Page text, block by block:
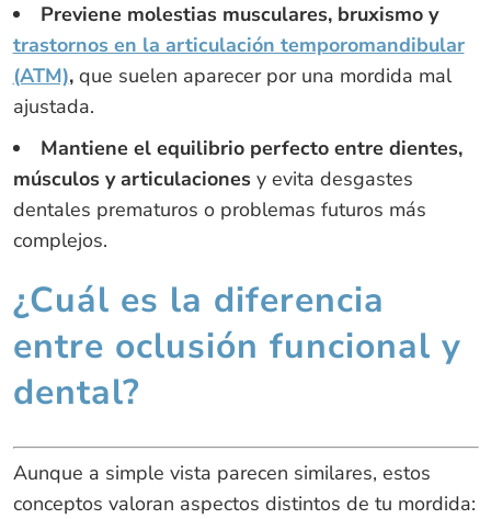
Previene molestias musculares, bruxismo y
trastornos en la articulación temporomandibular
(ATM), que suelen aparecer por una mordida mal
ajustada.
Mantiene el equilibrio perfecto entre dientes,
músculos y articulacionesy evita desgastes
dentales prematuros o problemas futuros más
complejos.
¿Cuál es la diferencia
entre oclusión funcional y
dental?
Aunque a simple vista parecen similares, estos
conceptos valoran aspectos distintos de tu mordida: